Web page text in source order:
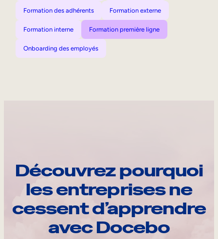
Formation des adhérents Formation externe
Formation interne Formation première ligne
Onboarding des employés
Découvrez pourquoi
les entreprises ne
cessent d’apprendre
avec Docebo